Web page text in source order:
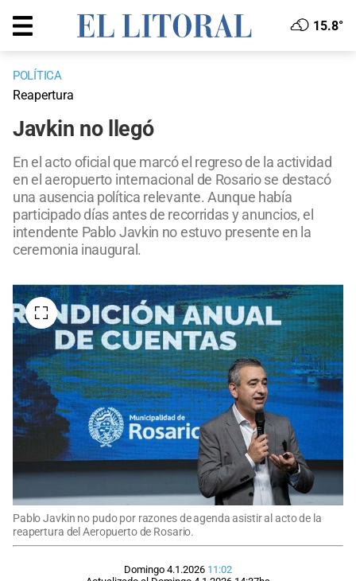
15.8°
POLÍTICA
Reapertura
Javkin no llegó
En el acto oficial que marcó el regreso de la actividad
en el aeropuerto internacional de Rosario se destacó
una ausencia política relevante. Aunque había
participado días antes de recorridas y anuncios, el
intendente Pablo Javkin no estuvo presente en la
ceremonia inaugural.
Pablo Javkin no pudo por razones de agenda asistir al acto de la
reapertura del Aeropuerto de Rosario.
Domingo 4.1.2026 11:02